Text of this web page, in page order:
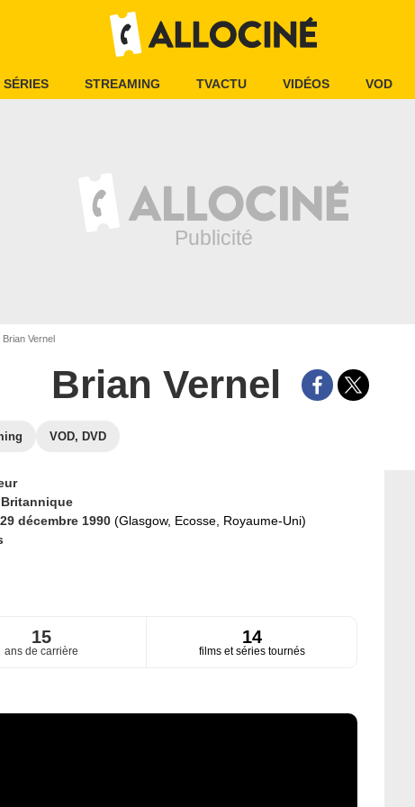
SÉRIES STREAMING TVACTU VIDÉOS VOD
Brian Vernel
Brian Vernel
VOD, DVD
Britannique
29 décembre 1990 (Glasgow, Ecosse, Royaume-Uni)
15
ans de carrière
14
films et séries tournés